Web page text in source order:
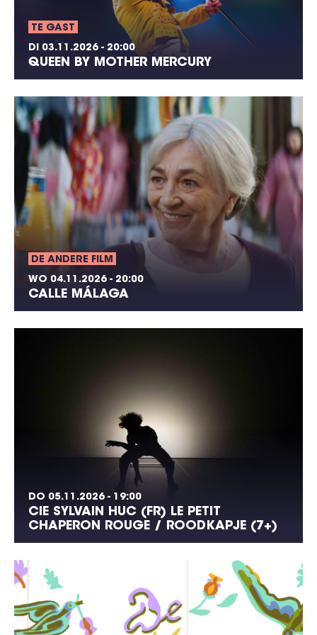
TE GAST
DI 03.11.2026 - 20:00
QUEEN BY MOTHER MERCURY
DE ANDERE FILM
WO 04.11.2026 - 20:00
CALLE MÁLAGA
DO 05.11.2026 - 19:00
CIE SYLVAIN HUC (FR) LE PETIT
CHAPERON ROUGE / ROODKAPJE (7+)